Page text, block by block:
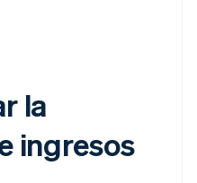
la
ingresos